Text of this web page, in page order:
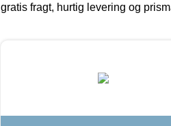
gratis fragt, hurtig levering og